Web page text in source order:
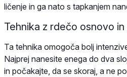
ličenje in ga nato s tapkanjem
Tehnika z rdečo osnovo
Ta tehnika omogoča bolj
Najprej nanesite enega do dva
in počakajte, da se skoraj, a ne